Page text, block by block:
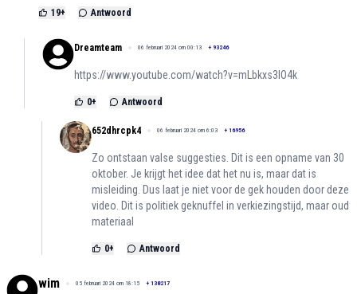
19+ Antwoord
Dreamteam 06 februari 2024 om 00:13 + 93246
https://www.youtube.com/watch?v=mLbkxs3IO4k
0+ Antwoord
652dhrcpk4 06 februari 2024 om 6:03 + 16956
Zo ontstaan valse suggesties. Dit is een opname van 30
oktober. Je krijgt het idee dat het nu is, maar dat is
misleiding. Dus laat je niet voor de gek houden door deze
video. Dit is politiek geknuffel in verkiezingstijd, maar oud
materiaal
0+ Antwoord
wim 05 februari 2024 om 18:15 + 138217